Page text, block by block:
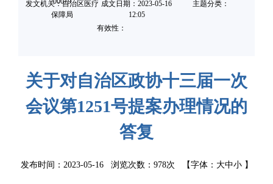
发文机关：自治区医疗
保障局
成文日期： 2023-05-16
12:05
主题分类：
有效性：
关于对自治区政协十三届一次
会议第1251号提案办理情况的
答复
发布时间：2023-05-16 浏览次数： 978次 【字体： 大中小】